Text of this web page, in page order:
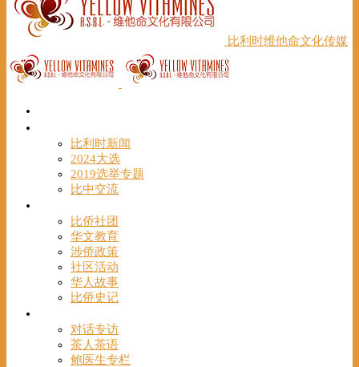
比利时维他命文化传媒
比利时新闻
2024大选
2019选举专题
比中交流
比侨社团
华文教育
涉侨政策
社区活动
华人故事
比侨史记
对话专访
茶人茶语
鲍医生专栏